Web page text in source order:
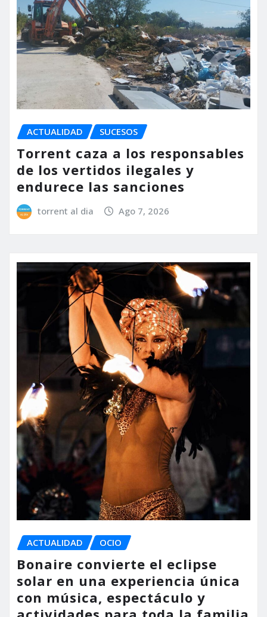
ACTUALIDAD SUCESOS
Torrent caza a los responsables
de los vertidos ilegales y
endurece las sanciones
torrent al dia Ago 7, 2026
ACTUALIDAD OCIO
Bonaire convierte el eclipse
solar en una experiencia única
con música, espectáculo y